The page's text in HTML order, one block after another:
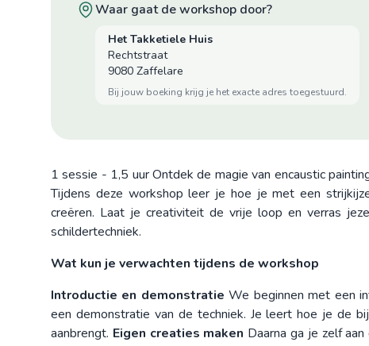
waar gaat de workshop door?
Het Takketiele Huis
Rechtstraat
9080 Zaffelare
bij jouw boeking krijg je het exacte adres toegestuurd.
1 sessie - 1,5 uur Ontdek de magie van encaustic
Tijdens deze workshop leer je hoe je met een
creëren. Laat je creativiteit de vrije loop en verras
schildertechniek.
Wat kun je verwachten tijdens de workshop
Introductie en demonstratie We beginnen met een
een demonstratie van de techniek. Je leert hoe je de
aanbrengt. Eigen creaties maken Daarna ga je zelf